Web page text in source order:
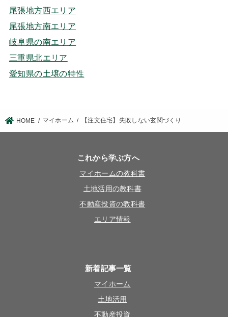
尾張地方西エリア
尾張地方南エリア
岐阜県の南エリア
三重県北エリア
愛知県の土壌の特性
HOME マイホーム 【注文住宅】失敗しない玄関づくり
これから学ぶ方へ
マイホームの教科書
土地活用の教科書
不動産投資の教科書
エリア情報
新着記事一覧
マイホーム
土地活用
不動産投資